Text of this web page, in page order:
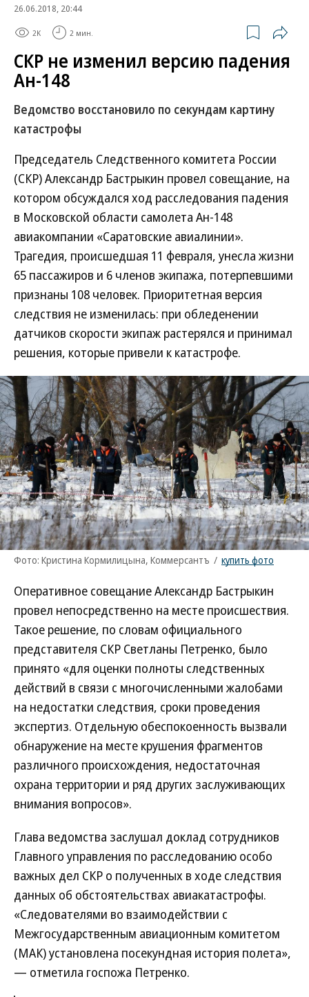
26.06.2018, 20:44
2K 2 мин.
СКР не изменил версию падения
Ан-148
Ведомство восстановило по секундам картину
катастрофы
Председатель Следственного комитета России
(СКР) Александр Бастрыкин провел совещание, на
котором обсуждался ход расследования падения
в Московской области самолета Ан-148
авиакомпании «Саратовские авиалинии».
Трагедия, происшедшая 11 февраля, унесла жизни
65 пассажиров и 6 членов экипажа, потерпевшими
признаны 108 человек. Приоритетная версия
следствия не изменилась: при обледенении
датчиков скорости экипаж растерялся и принимал
решения, которые привели к катастрофе.
Фото: Кристина Кормилицына, Коммерсантъ / купить фото
Оперативное совещание Александр Бастрыкин
провел непосредственно на месте происшествия.
Такое решение, по словам официального
представителя СКР Светланы Петренко, было
принято «для оценки полноты следственных
действий в связи с многочисленными жалобами
на недостатки следствия, сроки проведения
экспертиз. Отдельную обеспокоенность вызвали
обнаружение на месте крушения фрагментов
различного происхождения, недостаточная
охрана территории и ряд других заслуживающих
внимания вопросов».
Глава ведомства заслушал доклад сотрудников
Главного управления по расследованию особо
важных дел СКР о полученных в ходе следствия
данных об обстоятельствах авиакатастрофы.
«Следователями во взаимодействии с
Межгосударственным авиационным комитетом
(МАК) установлена посекундная история полета»,
— отметила госпожа Петренко.